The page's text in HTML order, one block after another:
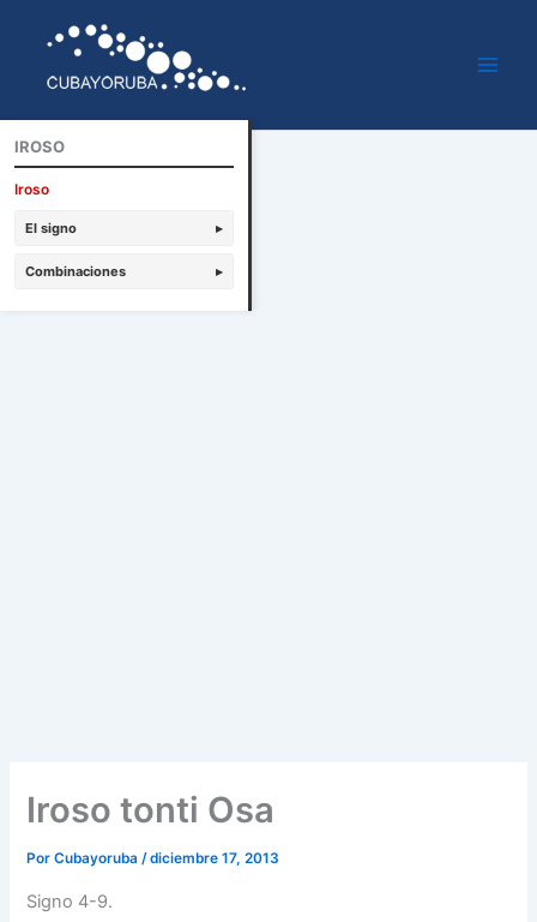
contenido
Iroso tonti Osa
PorCubayoruba/diciembre 17, 2013
Signo 4-9.
IROSO
Iroso
El signo ▸
Combinaciones ▸